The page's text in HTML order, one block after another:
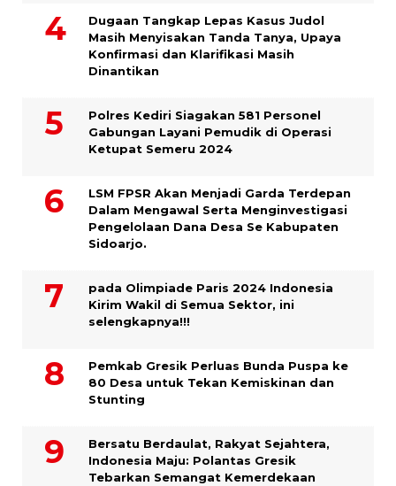
Dugaan Tangkap Lepas Kasus Judol
Masih Menyisakan Tanda Tanya, Upaya
Konfirmasi dan Klarifikasi Masih
Dinantikan
Polres Kediri Siagakan 581 Personel
Gabungan Layani Pemudik di Operasi
Ketupat Semeru 2024
LSM FPSR Akan Menjadi Garda Terdepan
Dalam Mengawal Serta Menginvestigasi
Pengelolaan Dana Desa Se Kabupaten
Sidoarjo.
pada Olimpiade Paris 2024 Indonesia
Kirim Wakil di Semua Sektor, ini
selengkapnya!!!
Pemkab Gresik Perluas Bunda Puspa ke
80 Desa untuk Tekan Kemiskinan dan
Stunting
Bersatu Berdaulat, Rakyat Sejahtera,
Indonesia Maju: Polantas Gresik
Tebarkan Semangat Kemerdekaan